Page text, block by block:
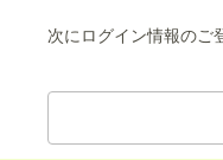
次にログイン情報のご